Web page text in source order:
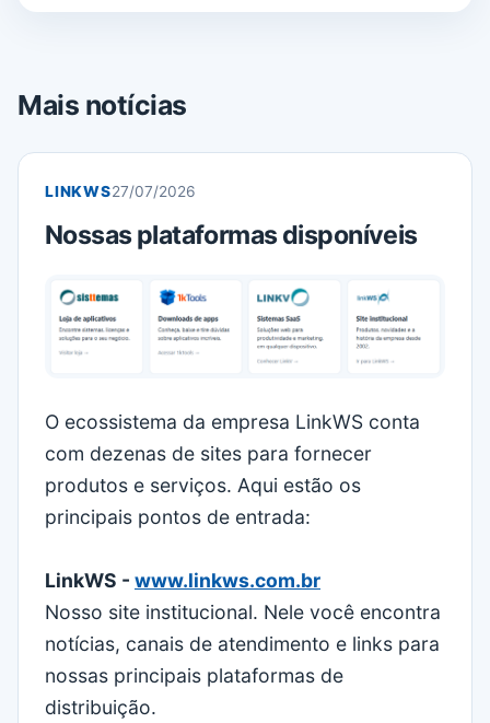
Mais notícias
LINKWS27/07/2026
Nossas plataformas disponíveis
O ecossistema da empresa LinkWS conta
com dezenas de sites para fornecer
produtos e serviços. Aqui estão os
principais pontos de entrada:
LinkWS - www.linkws.com.br
Nosso site institucional. Nele você encontra
notícias, canais de atendimento e links para
nossas principais plataformas de
distribuição.